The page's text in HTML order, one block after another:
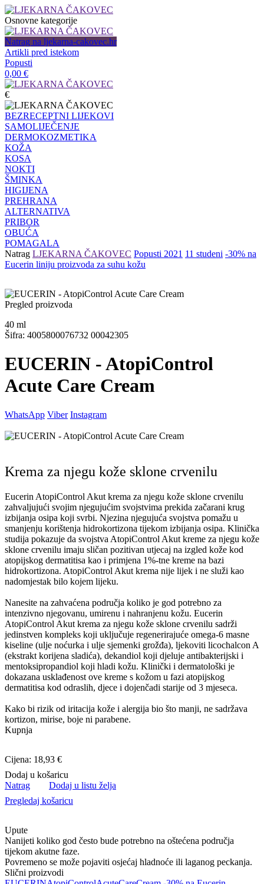
Osnovne kategorije
Natrag na ljekarna-cakovec.hr
Artikli pred istekom
Popusti
0,00 €
€
BEZRECEPTNI LIJEKOVI
SAMOLIJEČENJE
DERMOKOZMETIKA
KOŽA
KOSA
NOKTI
ŠMINKA
HIGIJENA
PREHRANA
ALTERNATIVA
PRIBOR
OBUĆA
POMAGALA
Natrag LJEKARNA ČAKOVEC Popusti 2021 11 studeni -30% na
Eucerin liniju proizvoda za suhu kožu
Pregled proizvoda
40 ml
Šifra: 4005800076732 00042305
EUCERIN - AtopiControl
Acute Care Cream
WhatsApp Viber Instagram
Krema za njegu kože sklone crvenilu
Eucerin AtopiControl Akut krema za njegu kože sklone crvenilu
zahvaljujući svojim njegujućim svojstvima prekida začarani krug
izbijanja osipa koji svrbi. Njezina njegujuća svojstva pomažu u
smanjenju korištenja hidrokortizona tijekom izbijanja osipa. Klinička
studija pokazuje da svojstva AtopiControl Akut kreme za njegu kože
sklone crvenilu imaju sličan pozitivan utjecaj na izgled kože kod
atopijskog dermatitisa kao i primjena 1%-tne kreme na bazi
hidrokortizona. AtopiControl Akut krema nije lijek i ne služi kao
nadomjestak bilo kojem lijeku.
Nanesite na zahvaćena područja koliko je god potrebno za
intenzivno njegovanu, umirenu i nahranjenu kožu. Eucerin
AtopiControl Akut krema za njegu kože sklone crvenilu sadrži
jedinstven kompleks koji uključuje regenerirajuće omega-6 masne
kiseline (ulje noćurka i ulje sjemenki grožđa), ljekoviti licochalcon A
(ekstrakt korijena sladića), dekandiol koji djeluje antibakterijski i
mentoksipropandiol koji hladi kožu. Klinički i dermatološki je
dokazana usklađenost ove kreme s kožom u fazi atopijskog
dermatitisa kod odraslih, djece i dojenčadi starije od 3 mjeseca.
Kako bi rizik od iritacija kože i alergija bio što manji, ne sadržava
kortizon, mirise, boje ni parabene.
Kupnja
Cijena: 18,93 €
Dodaj u košaricu
Natrag
Dodaj u listu želja
Pregledaj košaricu
Upute
Nanijeti koliko god često bude potrebno na oštećena područja
tijekom akutne faze.
Povremeno se može pojaviti osjećaj hladnoće ili laganog peckanja.
Slični proizvodi